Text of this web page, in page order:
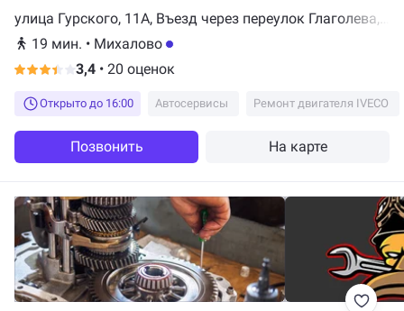
улица Гурского, 11А, Въезд через переулок Глаголева,
Минск
19 мин. • Михалово
3,4 • 20 оценок
Открыто до 16:00 Автосервисы Ремонт двигателя IVECO
Позвонить На карте